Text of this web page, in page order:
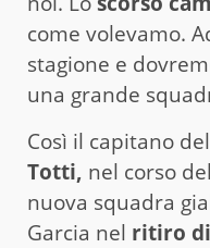
come volevamo.
stagione e
una grande
Così il capitano
Totti, nel corso
nuova squadra
Garcia nel ritiro di